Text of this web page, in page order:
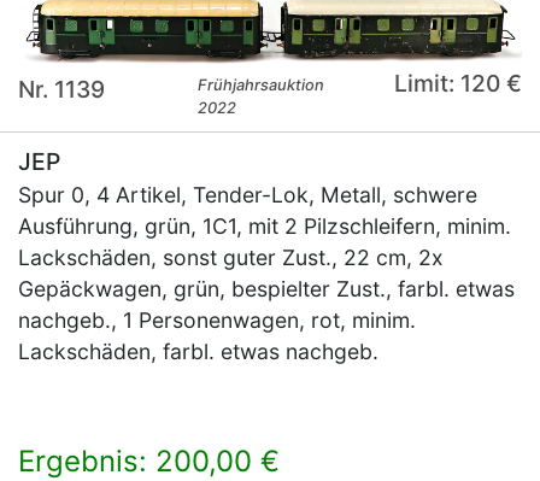
Nr. 1139
Frühjahrsauktion
2022
Limit: 120 €
JEP
Spur 0, 4 Artikel, Tender-Lok, Metall, schwere
Ausführung, grün, 1C1, mit 2 Pilzschleifern, minim.
Lackschäden, sonst guter Zust., 22 cm, 2x
Gepäckwagen, grün, bespielter Zust., farbl. etwas
nachgeb., 1 Personenwagen, rot, minim.
Lackschäden, farbl. etwas nachgeb.
Ergebnis: 200,00 €